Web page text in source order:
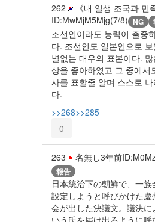
262 《내 일생 조국과 민
ID:MwMjM5Mjg(7/8) NG
조선인이라도 능력이 출중
다. 조선인도 일본인으로
별없는 대우의 표본이다.
상을 좋아하였고 그 중에서
사를 표할줄 알며 스스로
다.
>>268>>285
0
263 名無し3年前
報告
日本統治下の朝鮮で、一
設定しようと呼びかけた
会が出した決議文。議決に